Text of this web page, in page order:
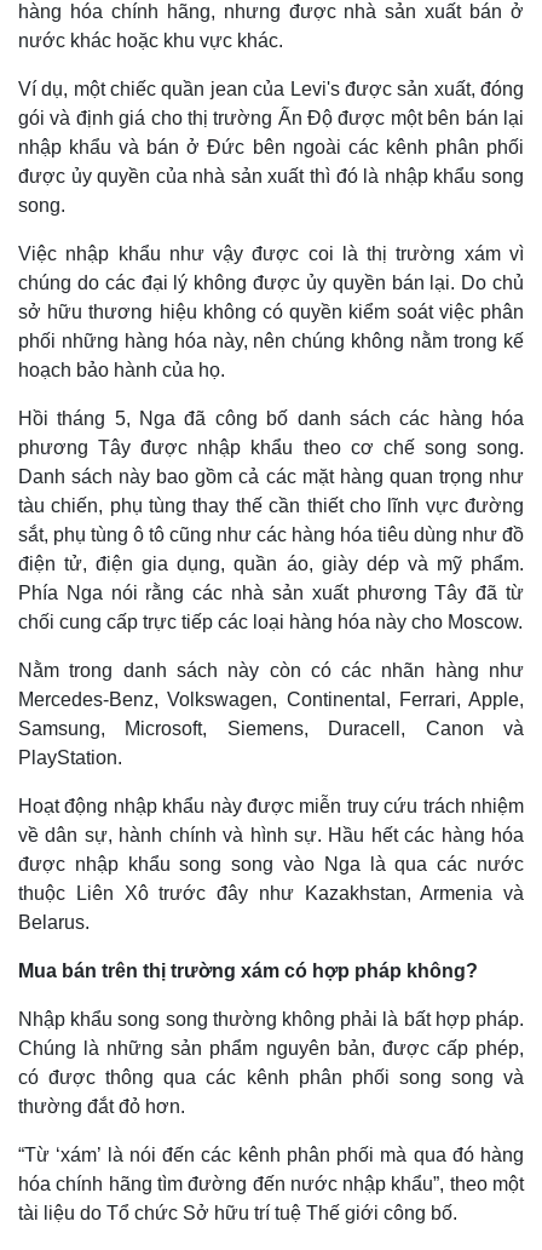
Thế giới
Quan sát
Cuộc sống đó đây
Hồ sơ
Multimedia
Video
Ảnh
hàng hóa chính hãng, nhưng được nhà sản xuất bán ở
nước khác hoặc khu vực khác.
Ví dụ, một chiếc quần jean của Levi's được sản xuất, đóng
gói và định giá cho thị trường Ấn Độ được một bên bán lại
nhập khẩu và bán ở Đức bên ngoài các kênh phân phối
được ủy quyền của nhà sản xuất thì đó là nhập khẩu song
song.
Việc nhập khẩu như vậy được coi là thị trường xám vì
chúng do các đại lý không được ủy quyền bán lại. Do chủ
sở hữu thương hiệu không có quyền kiểm soát việc phân
phối những hàng hóa này, nên chúng không nằm trong kế
hoạch bảo hành của họ.
Hồi tháng 5, Nga đã công bố danh sách các hàng hóa
phương Tây được nhập khẩu theo cơ chế song song.
Danh sách này bao gồm cả các mặt hàng quan trọng như
tàu chiến, phụ tùng thay thế cần thiết cho lĩnh vực đường
sắt, phụ tùng ô tô cũng như các hàng hóa tiêu dùng như đồ
điện tử, điện gia dụng, quần áo, giày dép và mỹ phẩm.
Phía Nga nói rằng các nhà sản xuất phương Tây đã từ
chối cung cấp trực tiếp các loại hàng hóa này cho Moscow.
Nằm trong danh sách này còn có các nhãn hàng như
Mercedes-Benz, Volkswagen, Continental, Ferrari, Apple,
Samsung, Microsoft, Siemens, Duracell, Canon và
PlayStation.
Hoạt động nhập khẩu này được miễn truy cứu trách nhiệm
về dân sự, hành chính và hình sự. Hầu hết các hàng hóa
được nhập khẩu song song vào Nga là qua các nước
thuộc Liên Xô trước đây như Kazakhstan, Armenia và
Belarus.
Mua bán trên thị trường xám có hợp pháp không?
Nhập khẩu song song thường không phải là bất hợp pháp.
Chúng là những sản phẩm nguyên bản, được cấp phép,
có được thông qua các kênh phân phối song song và
thường đắt đỏ hơn.
“Từ ‘xám’ là nói đến các kênh phân phối mà qua đó hàng
hóa chính hãng tìm đường đến nước nhập khẩu”, theo một
tài liệu do Tổ chức Sở hữu trí tuệ Thế giới công bố.